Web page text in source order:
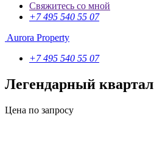
Свяжитесь со мной
+7 495 540 55 07
Aurora Property
+7 495 540 55 07
Легендарный квартал
Цена по запросу